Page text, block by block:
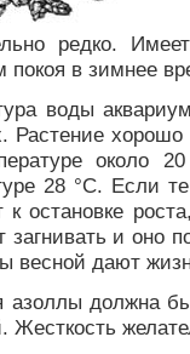
редко.
покоя в зимнее
воды
Растение
около
28 °С. Если
к остановке
загнивать и оно
весной дают
азоллы должна
Жесткость